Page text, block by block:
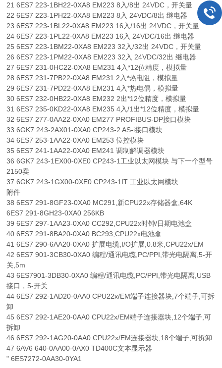
21 6ES7 223-1BH22-0XA8 EM223 8入/8出 24VDC，开关量
22 6ES7 223-1PH22-0XA8 EM223 8入 24VDC/8出 继电器
23 6ES7 223-1BL22-0XA8 EM223 16入/16出 24VDC，开关量
24 6ES7 223-1PL22-0XA8 EM223 16入 24VDC/16出 继电器
25 6ES7 223-1BM22-0XA8 EM223 32入/32出 24VDC，开关量
26 6ES7 223-1PM22-0XA8 EM223 32入 24VDC/32出 继电器
27 6ES7 231-0HC22-0XA8 EM231 4入*12位精度，模拟量
28 6ES7 231-7PB22-0XA8 EM231 2入*热电阻，模拟量
29 6ES7 231-7PD22-0XA8 EM231 4入*热电偶，模拟量
30 6ES7 232-0HB22-0XA8 EM232 2出*12位精度，模拟量
31 6ES7 235-0KD22-0XA8 EM235 4入/1出*12位精度，模拟量
32 6ES7 277-0AA22-0XA0 EM277 PROFIBUS-DP接口模块
33 6GK7 243-2AX01-0XA0 CP243-2 AS-i接口模块
34 6ES7 253-1AA22-0XA0 EM253 位控模块
35 6ES7 241-1AA22-0XA0 EM241 调制解调器模块
36 6GK7 243-1EX00-0XE0 CP243-1工业以太网模块 与下一个型号
2150卖
37 6GK7 243-1GX00-0XE0 CP243-1IT 工业以太网模块
附件
38 6ES7 291-8GF23-0XA0 MC291,新CPU22x存储器盒,64K
6ES7 291-8GH23-0XA0 256KB
39 6ES7 297-1AA23-0XA0 CC292,CPU22x时钟/日期电池盒
40 6ES7 291-8BA20-0XA0 BC293,CPU22x电池盒
41 6ES7 290-6AA20-0XA0 扩展电缆,I/O扩展,0.8米,CPU22x/EM
42 6ES7 901-3CB30-0XA0 编程/通讯电缆,PC/PPI,带光电隔离,5-开
关,5m
43 6ES7901-3DB30-0XA0 编程/通讯电缆,PC/PPI,带光电隔离,USB
接口，5-开关
44 6ES7 292-1AD20-0AA0 CPU22x/EM端子连接器块,7个端子,可拆
卸
45 6ES7 292-1AE20-0AA0 CPU22x/EM端子连接器块,12个端子,可
拆卸
46 6ES7 292-1AG20-0AA0 CPU22x/EM连接器块,18个端子,可拆卸
47 6AV6 640-0AA00-0AX0 TD400C文本显示器
" 6ES7272-0AA30-0YA1